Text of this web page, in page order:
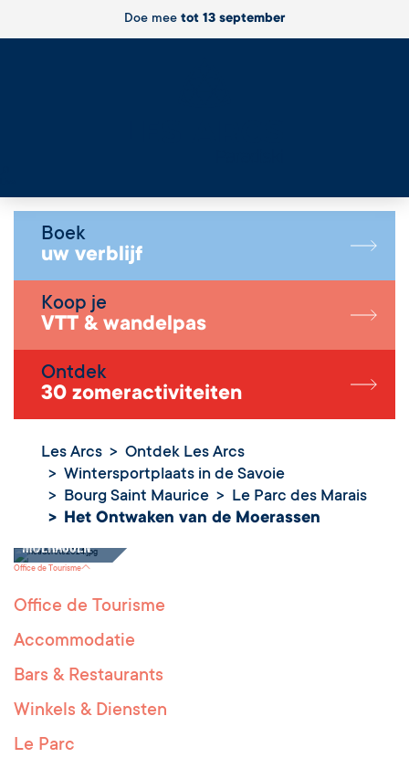
Doe mee tot 13 september
Boek
uw verblijf
Koop je
VTT & wandelpas
Ontdek
30 zomeractiviteiten
Les Arcs
Ontdek Les Arcs
Wintersportplaats in de Savoie
Bourg Saint Maurice
Le Parc des Marais
Het Ontwaken van de Moerassen
Het Ontwaken
Moerassen
Office de Tourisme
Office de Tourisme
Accommodatie
Bars & Restaurants
Winkels & Diensten
Le Parc